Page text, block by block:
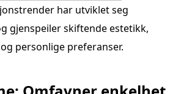
har utviklet seg
gjenspeiler skiftende estetikk,
personlige preferanser.